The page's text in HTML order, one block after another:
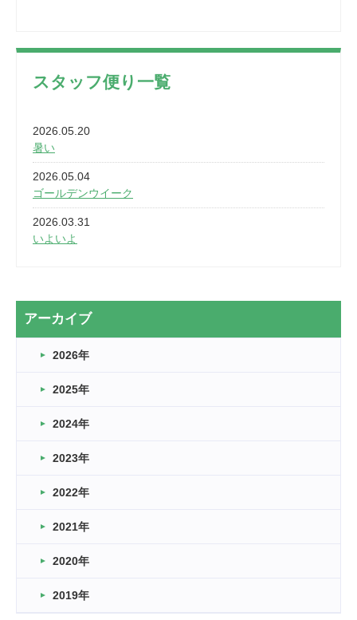
スタッフ便り一覧
2026.05.20
暑い
2026.05.04
ゴールデンウイーク
2026.03.31
いよいよ
2026.03.20
なぎなた
2026.03.16
車いすバスケとRくんのお話
卒業・卒園の季節★
2026.03.11
緑ケ丘体育館
2022.11.03
緑ケ丘体育館
アーカイブ
2026年
2025年
2024年
2023年
2022年
2021年
2020年
2019年